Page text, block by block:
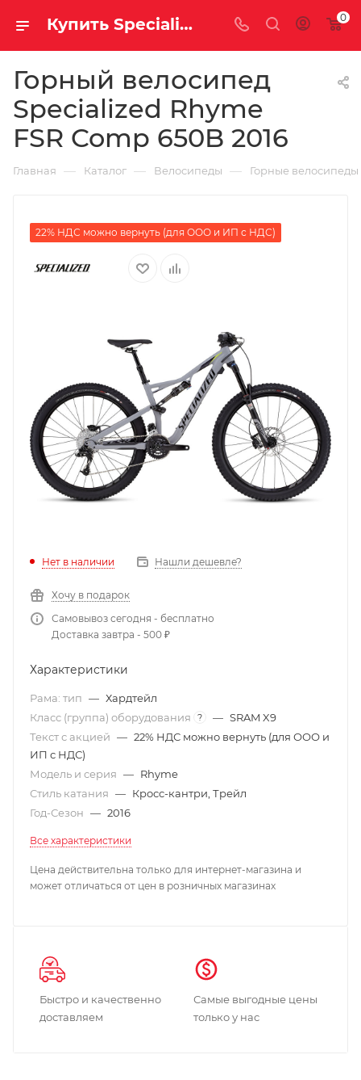
Купить Specialized Rhyme FSR Comp 650B 2016 за рублей, а со скидкой 0
Горный велосипед
Specialized Rhyme
FSR Comp 650B 2016
Главная — Каталог — Велосипеды — Горные велосипеды
22% НДС можно вернуть (для ООО и ИП с НДС)
Нет в наличии Нашли дешевле?
Хочу в подарок
Самовывоз сегодня - бесплатно
Доставка завтра - 500 ₽
Характеристики
Рама: тип — Хардтейл
Класс (группа) оборудования
? — SRAM X9
Текст с акцией — 22% НДС можно вернуть (для ООО и
ИП с НДС)
Модель и серия — Rhyme
Стиль катания — Кросс-кантри, Трейл
Год-Сезон — 2016
Все характеристики
Цена действительна только для интернет-магазина и
может отличаться от цен в розничных магазинах
Быстро и качественно
доставляем
Самые выгодные цены
только у нас